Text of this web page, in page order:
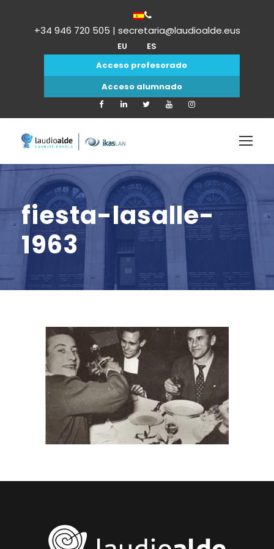
+34 946 720 505 | secretaria@laudioalde.eus
EU
ES
Acceso profesorado
Acceso alumnado
fiesta-lasalle-
1963